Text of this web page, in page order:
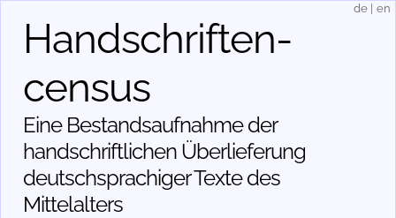
Handschriften­
census
Eine Bestandsaufnahme der
handschriftlichen Über­lieferung
deutschsprachiger Texte des
Mittelalters
de en